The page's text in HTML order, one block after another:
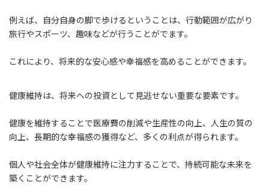
例えば、自分自身の脚で歩けるということは、行動範囲が広がり
旅行やスポーツ、趣味などが行うことがでます。
これにより、将来的な安心感や幸福感を高めることができます。
健康維持は、将来への投資として見逃せない重要な要素です。
健康を維持することで医療費の削減や生産性の向上、人生の質の
向上、長期的な幸福感の獲得など、多くの利点が得られます。
個人や社会全体が健康維持に注力することで、持続可能な未来を
築くことができます。